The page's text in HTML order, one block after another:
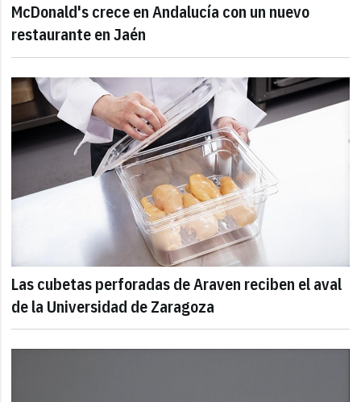
McDonald's crece en Andalucía con un nuevo
restaurante en Jaén
Las cubetas perforadas de Araven reciben el aval
de la Universidad de Zaragoza